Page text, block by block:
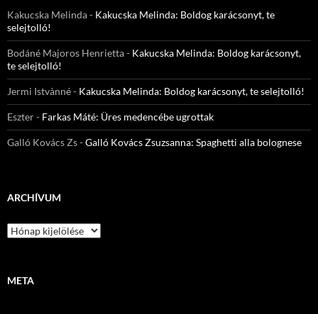
Kakucska Melinda- Kakucska Melinda: Boldog karácsonyt, te
selejtolló!
Bodáné Majoros Henrietta- Kakucska Melinda: Boldog karácsonyt,
te selejtolló!
Jermi Istvànné- Kakucska Melinda: Boldog karácsonyt, te selejtolló!
Eszter- Farkas Máté: Üres medencébe ugrottak
Galló Kovács Zs-Galló Kovács Zsuzsanna: Spaghetti alla bolognese
ARCHÍVUM
Archívum
META